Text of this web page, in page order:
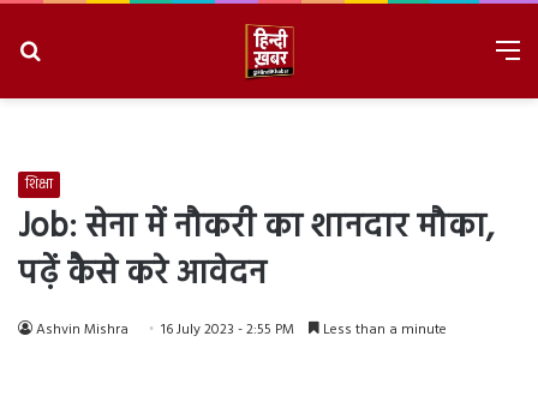
शिक्षा
Job: सेना में नौकरी का शानदार मौका,
पढ़ें कैसे करे आवेदन
Ashvin Mishra 16 July 2023 - 2:55 PM Less than a minute